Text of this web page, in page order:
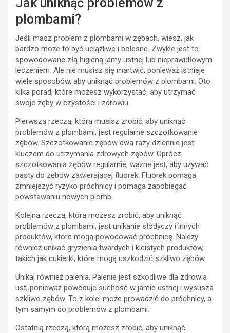
plombami?
Jeśli masz problem z plombami w zębach, wiesz, jak
bardzo może to być uciążliwe i bolesne. Zwykle jest to
spowodowane złą higieną jamy ustnej lub nieprawidłowym
leczeniem. Ale nie musisz się martwić, ponieważ istnieje
wiele sposobów, aby uniknąć problemów z plombami. Oto
kilka porad, które możesz wykorzystać, aby utrzymać
swoje zęby w czystości i zdrowiu.
Pierwszą rzeczą, którą musisz zrobić, aby uniknąć
problemów z plombami, jest regularne szczotkowanie
zębów. Szczotkowanie zębów dwa razy dziennie jest
kluczem do utrzymania zdrowych zębów. Oprócz
szczotkowania zębów regularnie, ważne jest, aby używać
pasty do zębów zawierającej fluorek. Fluorek pomaga
zmniejszyć ryzyko próchnicy i pomaga zapobiegać
powstawaniu nowych plomb.
Kolejną rzeczą, którą możesz zrobić, aby uniknąć
problemów z plombami, jest unikanie słodyczy i innych
produktów, które mogą powodować próchnicę. Należy
również unikać gryzienia twardych i kleistych produktów,
takich jak cukierki, które mogą uszkodzić szkliwo zębów.
Unikaj również palenia. Palenie jest szkodliwe dla zdrowia
ust, ponieważ powoduje suchość w jamie ustnej i wysusza
szkliwo zębów. To z kolei może prowadzić do próchnicy, a
tym samym do problemów z plombami.
Ostatnią rzeczą, którą możesz zrobić, aby uniknąć